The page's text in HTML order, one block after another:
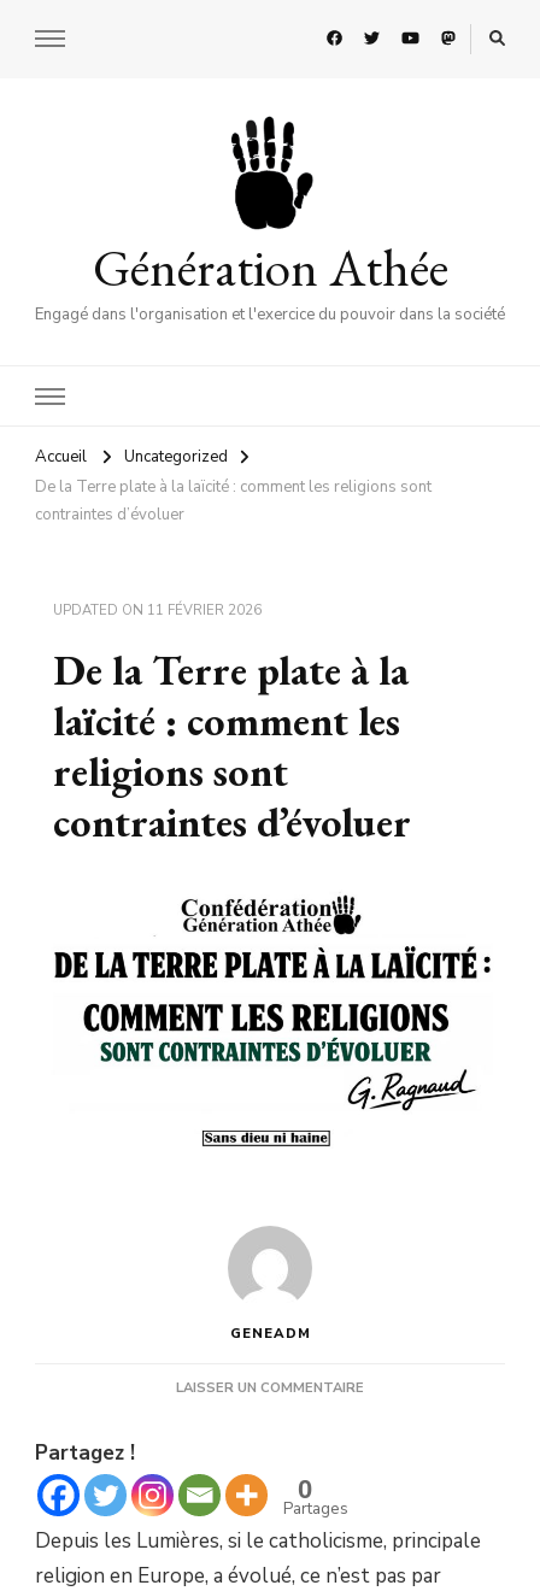
Génération Athée
Engagé dans l'organisation et l'exercice du pouvoir dans la société
Accueil
Uncategorized
De la Terre plate à la laïcité : comment les religions sont
contraintes d’évoluer
UPDATED ON 11 FÉVRIER 2026
De la Terre plate à la
laïcité : comment les
religions sont
contraintes d’évoluer
GENEADM
LAISSER UN COMMENTAIRE
LAÏCITÉ
:
Partagez !
0
Partages
Depuis les Lumières, si le catholicisme, principale
religion en Europe, a évolué, ce n’est pas par